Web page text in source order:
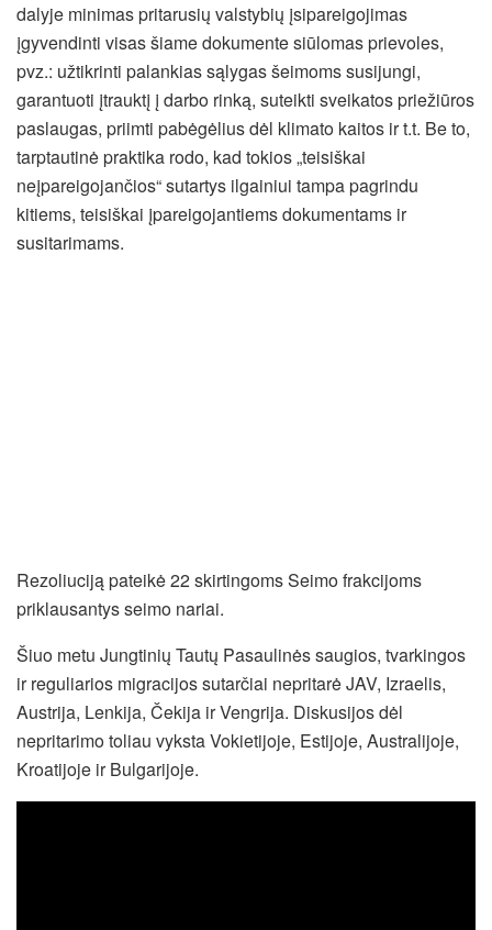
dalyje minimas pritarusių valstybių įsipareigojimas
įgyvendinti visas šiame dokumente siūlomas prievoles,
pvz.: užtikrinti palankias sąlygas šeimoms susijungi,
garantuoti įtrauktį į darbo rinką, suteikti sveikatos priežiūros
paslaugas, priimti pabėgėlius dėl klimato kaitos ir t.t. Be to,
tarptautinė praktika rodo, kad tokios „teisiškai
neįpareigojančios“ sutartys ilgainiui tampa pagrindu
kitiems, teisiškai įpareigojantiems dokumentams ir
susitarimams.
Rezoliuciją pateikė 22 skirtingoms Seimo frakcijoms
priklausantys seimo nariai.
Šiuo metu Jungtinių Tautų Pasaulinės saugios, tvarkingos
ir reguliarios migracijos sutarčiai nepritarė JAV, Izraelis,
Austrija, Lenkija, Čekija ir Vengrija. Diskusijos dėl
nepritarimo toliau vyksta Vokietijoje, Estijoje, Australijoje,
Kroatijoje ir Bulgarijoje.